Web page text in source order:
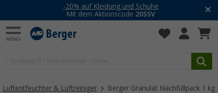
-20% auf Kleidung und Schuhe
Mit dem Aktionscode 20SSV
Luftentfeuchter & Luftreiniger
Berger Granulat Nachfüllpack 1 kg